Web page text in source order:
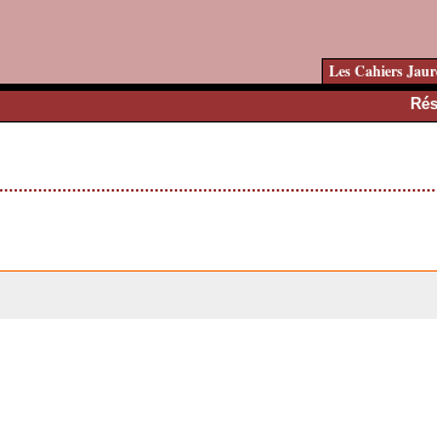
Les Cahiers